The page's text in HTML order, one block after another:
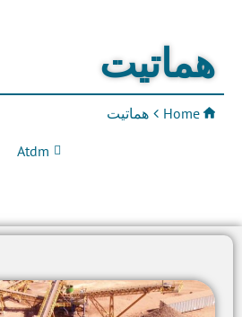
هماتیت
Home هماتیت
Atdm